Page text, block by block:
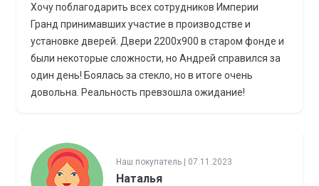
Хочу поблагодарить всех сотрудников Империи
Гранд принимавших участие в производстве и
установке дверей. Двери 2200х900 в старом фонде и
были некоторые сложности, но Андрей справился за
один день! Боялась за стекло, но в итоге очень
довольна. Реальность превзошла ожидание!
Наш покупатель | 07.11.2023
Наталья